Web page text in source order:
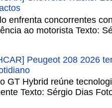
enfrenta concorrentes
ao motorista Texto:
Peugeot 208 2026
GT Hybrid reúne
Texto: Sérgio Dias